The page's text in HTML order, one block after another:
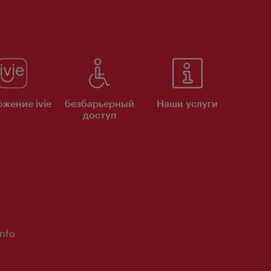
ivie
безбарьерный
доступ
Наши услуги